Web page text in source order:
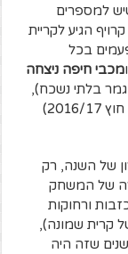
למספרים
13, העונה בה קרויף הגיע לקריית
בכל
ומכבי חיפה ניצחה
גמר בלתי נשכח),
פעמיים בליגה (קריית אליעזר 2012/13, נתניה חוץ 2016/17)
של השנה, רק
של המשחק
ורחוקות
קרית שמונה),
שזה היה